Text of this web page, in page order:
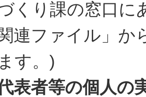
くり課の窓口に
関連ファイル」
す。)
代表者等の個人の